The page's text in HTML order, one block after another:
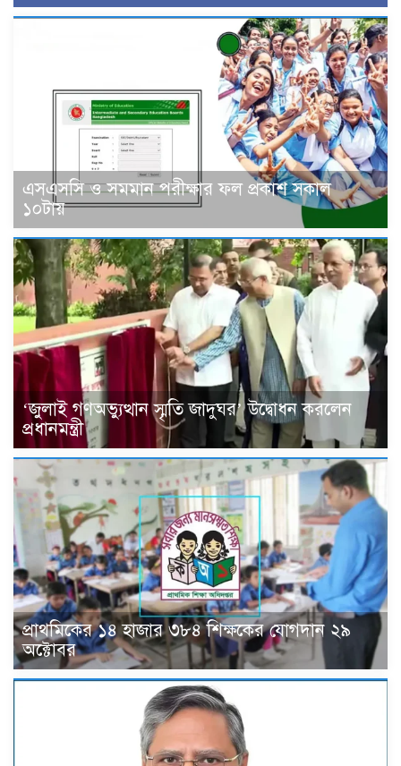
এসএসসি ও সমমান পরীক্ষার ফল প্রকাশ সকাল
১০টায়
‘জুলাই গণঅভ্যুত্থান স্মৃতি জাদুঘর’ উদ্বোধন করলেন
প্রধানমন্ত্রী
প্রাথমিকের ১৪ হাজার ৩৮৪ শিক্ষকের যোগদান ২৯
অক্টোবর